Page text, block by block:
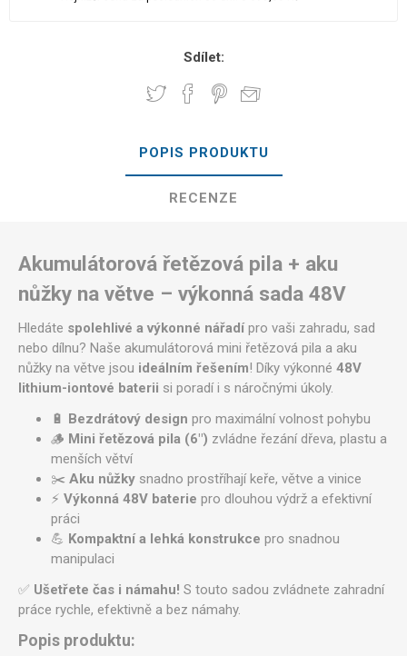
Sdílet:
POPIS PRODUKTU
RECENZE
Akumulátorová řetězová pila + aku
nůžky na větve – výkonná sada 48V
Hledáte spolehlivé a výkonné nářadípro vaši zahradu, sad
nebo dílnu? Naše akumulátorová mini řetězová pila a aku
nůžky na větve jsou ideálním řešením! Díky výkonné 48V
lithium-iontové baterii si poradí i s náročnými úkoly.
🔋 Bezdrátový design pro maximální volnost pohybu
🪵 Mini řetězová pila (6") zvládne řezání dřeva, plastu a
menších větví
✂️ Aku nůžky snadno prostříhají keře, větve a vinice
⚡ Výkonná 48V baterie pro dlouhou výdrž a efektivní
práci
💪 Kompaktní a lehká konstrukce pro snadnou
manipulaci
✅ Ušetřete čas i námahu! S touto sadou zvládnete zahradní
práce rychle, efektivně a bez námahy.
Popis produktu: